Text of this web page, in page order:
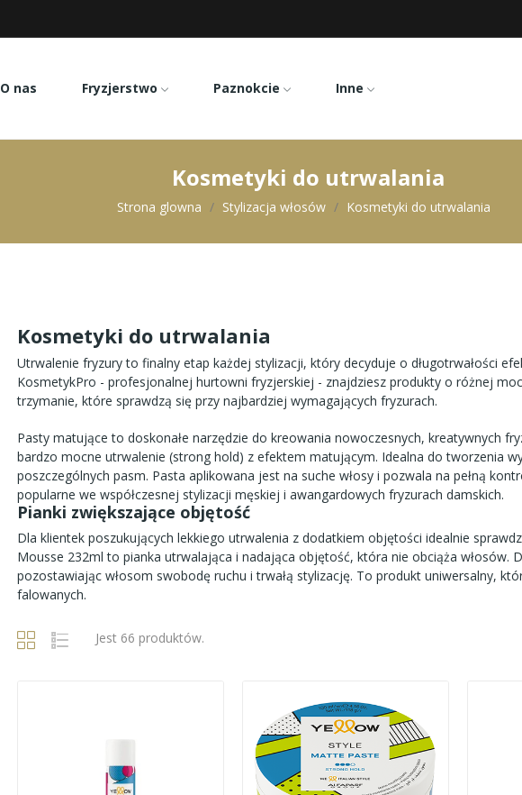
O nas Fryzjerstwo Paznokcie Inne
Kosmetyki do utrwalania
Strona glowna Stylizacja włosów Kosmetyki do utrwalania
Kosmetyki do utrwalania
Utrwalenie fryzury to finalny etap każdej stylizacji, który decyduje o długotrwałości
KosmetykPro - profesjonalnej hurtowni fryzjerskiej - znajdziesz produkty o różnej
trzymanie, które sprawdzą się przy najbardziej wymagających fryzurach.
Pasty matujące to doskonałe narzędzie do kreowania nowoczesnych, kreatywnych
bardzo mocne utrwalenie (strong hold) z efektem matującym. Idealna do tworzenia
poszczególnych pasm. Pasta aplikowana jest na suche włosy i pozwala na pełną
popularne we współczesnej stylizacji męskiej i awangardowych fryzurach damskich.
Pianki zwiększające objętość
Dla klientek poszukujących lekkiego utrwalenia z dodatkiem objętości idealnie
Mousse 232ml to pianka utrwalająca i nadająca objętość, która nie obciąża włosów.
pozostawiając włosom swobodę ruchu i trwałą stylizację. To produkt uniwersalny,
falowanych.
Jest 66 produktów.